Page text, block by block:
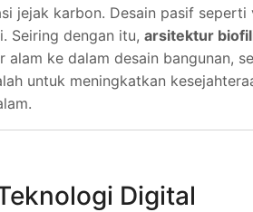
jejak karbon. Desain pasif
Seiring dengan itu, arsitektur
alam ke dalam desain bangunan,
untuk meningkatkan
Digital